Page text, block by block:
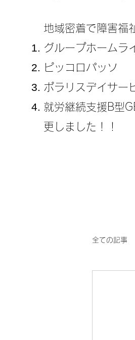
地域密着で障害福
グループホームラ
ピッコロパッソ
ポラリスデイサー
就労継続支援B型
更しました！！
全ての記事